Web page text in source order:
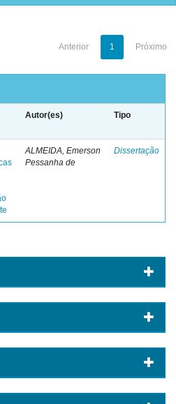
Anterior 1 Próximo
Autor(es) Tipo
ALMEIDA, Emerson
Pessanha de
Dissertação